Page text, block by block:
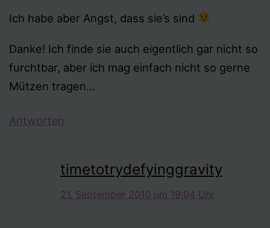
Ich habe aber Angst, dass sie’s sind
Danke! Ich finde sie auch eigentlich gar nicht so
furchtbar, aber ich mag einfach nicht so gerne
Mützen tragen…
Antworten
timetotrydefyinggravity
21. September 2010 um 19:04 Uhr